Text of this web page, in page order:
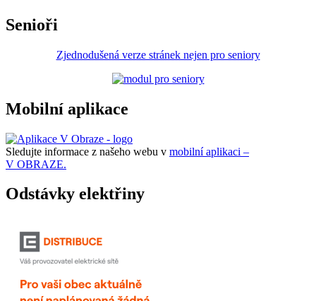
Senioři
Zjednodušená verze stránek nejen pro seniory
Mobilní aplikace
Sledujte informace z našeho webu v mobilní aplikaci –
V OBRAZE.
Odstávky elektřiny